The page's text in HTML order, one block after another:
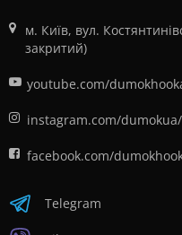
м. Київ, вул.
закритий)
youtube.com/
instagram.com/dumokua/
facebook.com/
Telegram